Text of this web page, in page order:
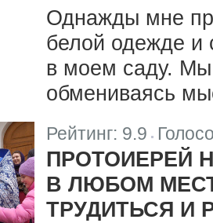
Однажды мне
белой одежде и
в моем саду. Мы
обмениваясь
Рейтинг: 9.9
ПРОТОИЕРЕЙ
В ЛЮБОМ
ТРУДИТЬСЯ И